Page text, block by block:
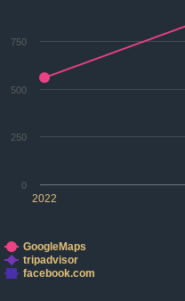
2022
0
250
500
750
GoogleMaps
tripadvisor
facebook.com